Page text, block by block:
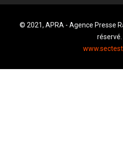
© 2021, APRA - Agence Presse
réservé.